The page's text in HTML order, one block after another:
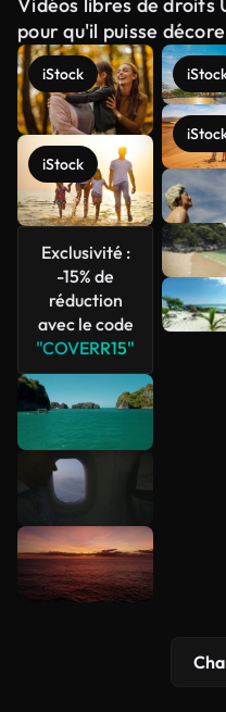
pour qu'il puisse
iStock
iStock
Exclusivité :
-15% de
réduction
avec le code
"COVERR15"